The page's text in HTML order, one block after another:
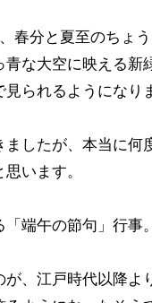
春分と夏至のちょ
な大空に映える新
られるようになり
したが、本当に何
います。
端午の節句」行事。
、江戸時代以降よ